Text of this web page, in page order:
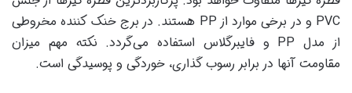
PVC و در برخی موارد از PP هستند. در برج خنک کننده مخروطی
از مدل PP و فایبرگلاس استفاده می‌گردد. نکته مهم میزان
مقاومت آنها در برابر رسوب گذاری، خوردگی و پوسیدگی است.